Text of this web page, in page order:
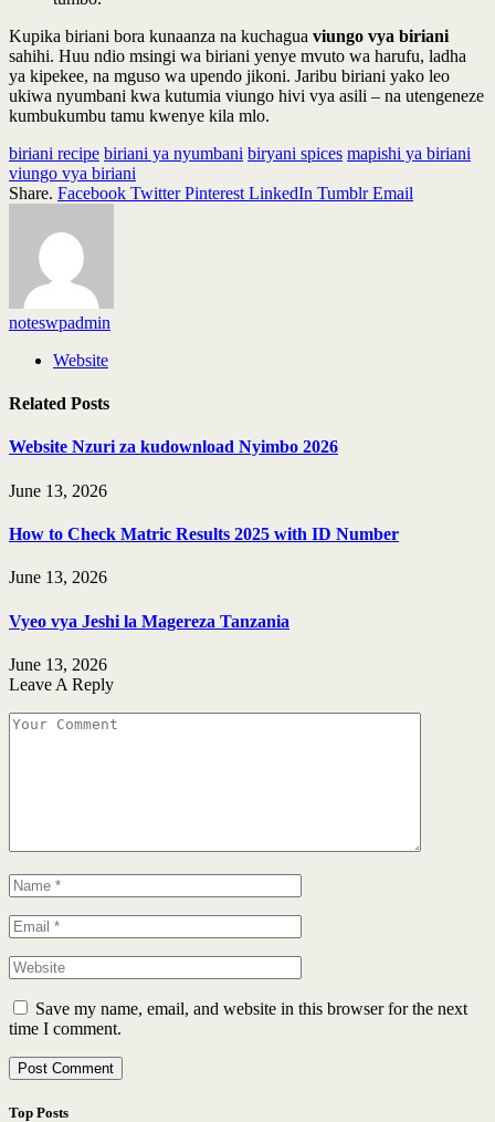
Kupika biriani bora kunaanza na kuchagua viungo vya biriani
sahihi. Huu ndio msingi wa biriani yenye mvuto wa harufu, ladha
ya kipekee, na mguso wa upendo jikoni. Jaribu biriani yako leo
ukiwa nyumbani kwa kutumia viungo hivi vya asili – na utengeneze
kumbukumbu tamu kwenye kila mlo.
biriani recipe biriani ya nyumbani biryani spices mapishi ya biriani
viungo vya biriani
Share. Facebook Twitter Pinterest LinkedIn Tumblr Email
noteswpadmin
Website
Related Posts
Website Nzuri za kudownload Nyimbo 2026
June 13, 2026
How to Check Matric Results 2025 with ID Number
June 13, 2026
Vyeo vya Jeshi la Magereza Tanzania
June 13, 2026
Leave A Reply
Save my name, email, and website in this browser for the next
time I comment.
Top Posts